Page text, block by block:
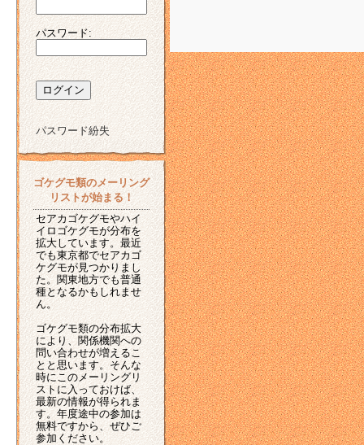
パスワード:
パスワード紛失
ゴケグモ類のメーリング
リストが始まる！
セアカゴケグモやハイ
イロゴケグモが分布を
拡大しています。最近
でも東京都でセアカゴ
ケグモが見つかりまし
た。関東地方でも普通
種となるかもしれませ
ん。
ゴケグモ類の分布拡大
により、関係機関への
問い合わせが増えるこ
とと思います。そんな
時にこのメーリングリ
ストに入っておけば、
最新の情報が得られま
す。年度途中の参加は
無料ですから、ぜひご
参加ください。